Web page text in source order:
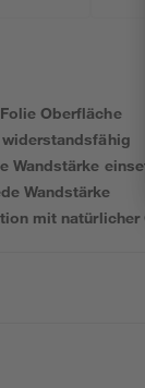
Oberfläche
Wandstärke
Wandstärke
mit natürlicher